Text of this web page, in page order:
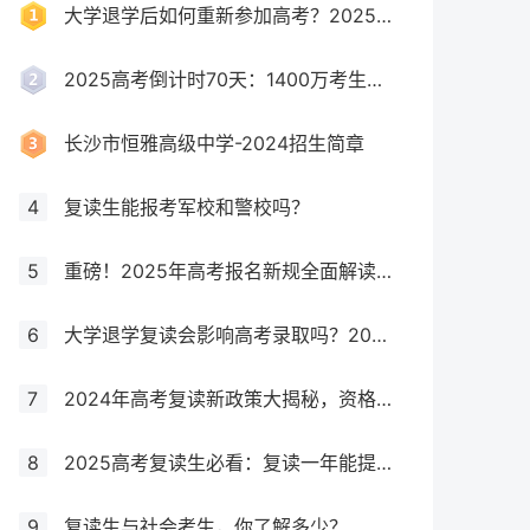
大学退学后如何重新参加高考？2025年最新政策全解析
2025高考倒计时70天：1400万考生创历史新高，复读生占比突破40%！
长沙市恒雅高级中学-2024招生简章
4 复读生能报考军校和警校吗？
5 重磅！2025年高考报名新规全面解读，这些考生将失去报考资格！
6 大学退学复读会影响高考录取吗？2025年最新政策解读与成功策略
7 2024年高考复读新政策大揭秘，资格、次数、课程全解析
8 2025高考复读生必看：复读一年能提多少分？关键因素大揭秘！